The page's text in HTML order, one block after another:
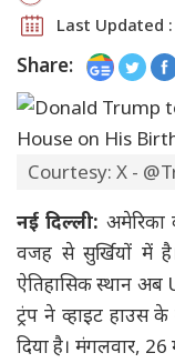
Last Updated
Share:
Courtesy: X -
नई दिल्ली: अमेरिका
वजह से सुर्खियों में
ऐतिहासिक स्थान अब
ट्रंप ने व्हाइट हाउस
दिया है। मंगलवार,